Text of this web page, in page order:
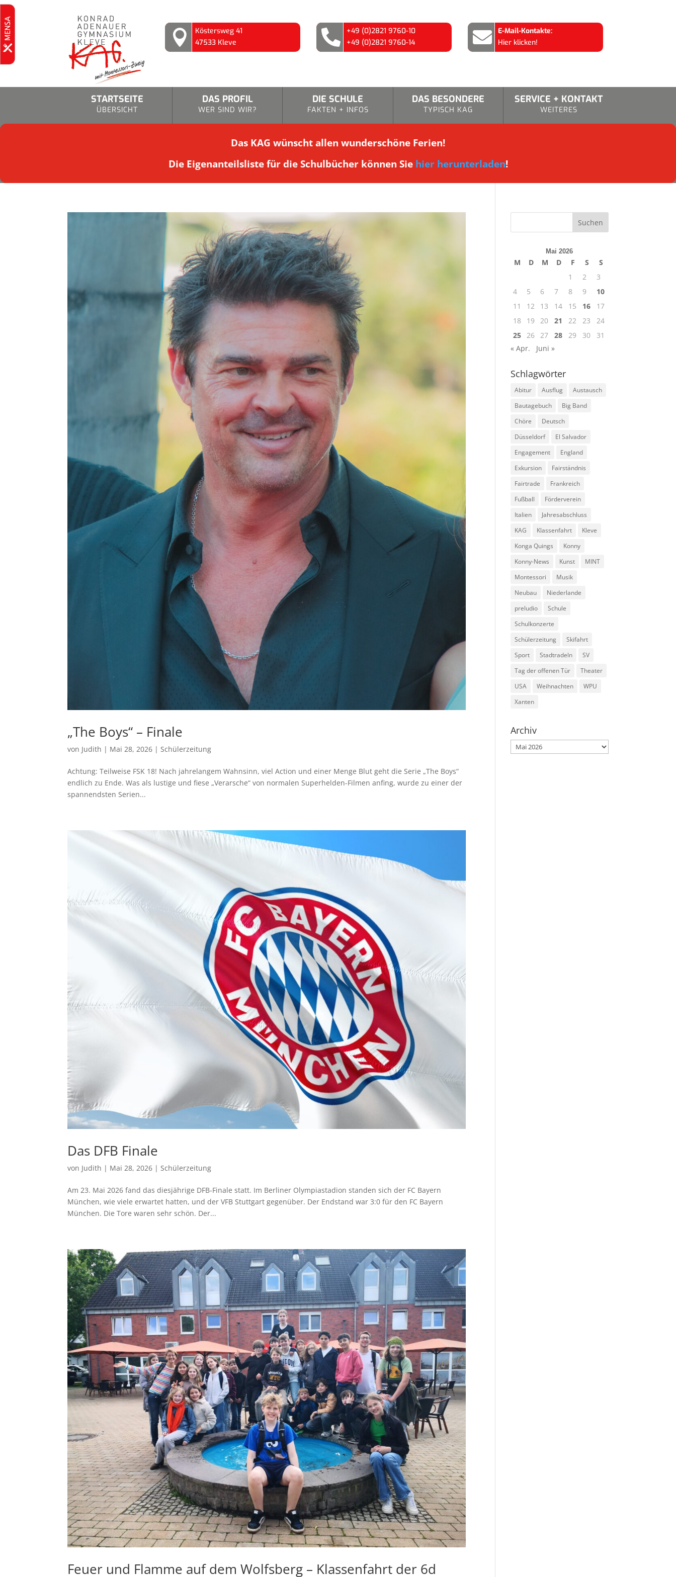

Köstersweg 41
47533 Kleve

+49 (0)2821 9760-10
+49 (0)2821 9760-14

E-Mail-Kontakte:
Hier klicken!
STARTSEITE
ÜBERSICHT
DAS PROFIL
WER SIND WIR?
DIE SCHULE
FAKTEN + INFOS
DAS BESONDERE
TYPISCH KAG
SERVICE + KONTAKT
WEITERES
Das KAG wünscht allen wunderschöne Ferien!
Die Eigenanteilsliste für die Schulbücher können Sie hier herunterladen!
„The Boys“ – Finale
von Judith | Mai 28, 2026 |Schülerzeitung
Achtung: Teilweise FSK 18! Nach jahrelangem Wahnsinn, viel Action und einer Menge Blut geht die Serie „The Boys“
endlich zu Ende. Was als lustige und fiese „Verarsche“ von normalen Superhelden-Filmen anfing, wurde zu einer der
spannendsten Serien...
Das DFB Finale
von Judith | Mai 28, 2026 | Schülerzeitung
Am 23. Mai 2026 fand das diesjährige DFB-Finale statt. Im Berliner Olympiastadion standen sich der FC Bayern
München, wie viele erwartet hatten, und der VFB Stuttgart gegenüber. Der Endstand war 3:0 für den FC Bayern
München. Die Tore waren sehr schön. Der...
Feuer und Flamme auf dem Wolfsberg – Klassenfahrt der 6d
Mai 2026
M D M D F S
S
1
2
3
4
5 6 7 8 9
10
11
12 13 14 15 16
17
18
19 20 21 22 23
24
25 26 27 28 29 30
31
« Apr.
Juni »
Schlagwörter
Abitur Ausflug
Austausch
Bautagebuch
Big Band
Chöre
Deutsch
Düsseldorf
El Salvador
Engagement
England
Exkursion
Fairständnis
Fairtrade
Frankreich
Fußball
Förderverein
Italien
Jahresabschluss
KAG
Klassenfahrt
Kleve
Konga Quings
Konny
Konny-News
Kunst
MINT
Montessori
Musik
Neubau
Niederlande
preludio
Schule
Schulkonzerte
Schülerzeitung
Skifahrt
Sport
Stadtradeln
SV
Tag der offenen Tür
Theater
USA
Weihnachten
WPU
Xanten
Archiv
Archiv